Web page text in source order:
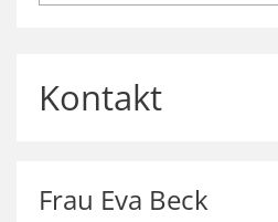
Kontakt
Frau Eva Beck